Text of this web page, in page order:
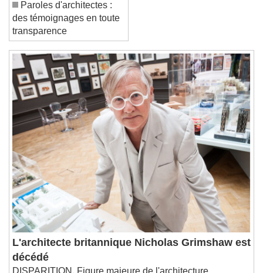
Close Modal Dialog
End of dialog window.
Paroles d'architectes :
des témoignages en toute
transparence
L'architecte britannique Nicholas Grimshaw est
décédé